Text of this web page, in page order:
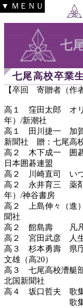
▼ ＭＥＮＵ
七
七尾高校卒業
【卒回 寄贈者（作
高１ 窪田太郎 オリ
年）/新潮社
高１ 田川捷一 加賀
新聞社 贈：七尾高
高２ 木下成一 囲碁
日本囲碁連盟
高２ 川崎直司 いつ
高２ 永井育三 薬剤
年）/神谷書房
高２ 上島伸々（進
聞社
高２ 館島壽 凡凡
高２ 宮田武彦 人生
高３ 杉本勇壽 県庁
文雄（高20）
高３ 七尾高校漕艇
北国新聞社
高４ 坂口哲夫 歌集
歌集季なべ